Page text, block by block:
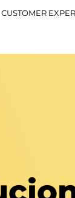
CUSTOMER